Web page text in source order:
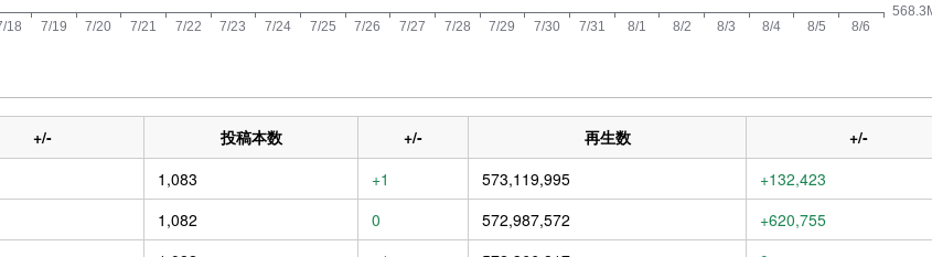
+/- 投稿本数 +/- 再生数
+/-
1,083 +1 573,119,995
+132,423
1,082 0 572,987,572
+620,755